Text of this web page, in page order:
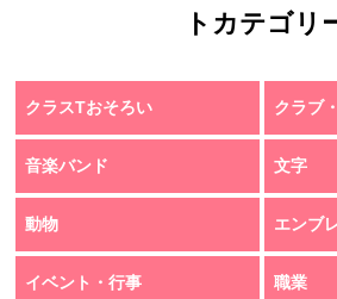
トカテゴリ
クラスTおそろい クラブ
音楽バンド 文字
動物 エンブ
イベント・行事 職業